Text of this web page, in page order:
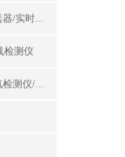
在线总磷测定仪/总磷变送器/实时总磷监测仪
检测仪
在线氨氮分析仪/在线氨氮检测仪/氨氮变送器